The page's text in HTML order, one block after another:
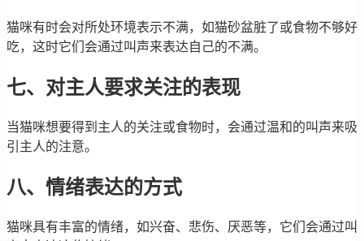
猫咪有时会对所处环境表示不满，如猫砂盆脏了或食物不够好
吃，这时它们会通过叫声来表达自己的不满。
七、对主人要求关注的表现
当猫咪想要得到主人的关注或食物时，会通过温和的叫声来吸
引主人的注意。
八、情绪表达的方式
猫咪具有丰富的情绪，如兴奋、悲伤、厌恶等，它们会通过叫